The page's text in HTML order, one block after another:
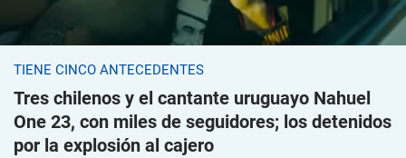
TIENE CINCO ANTECEDENTES
Tres chilenos y el cantante uruguayo Nahuel
One 23, con miles de seguidores; los detenidos
por la explosión al cajero